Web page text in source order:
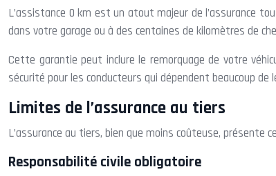
L’assistance 0 km est un atout majeur de l’assurance
dans votre garage ou à des centaines de kilomètres de
Cette garantie peut inclure le remorquage de votre
sécurité pour les conducteurs qui dépendent beaucoup
Limites de l’assurance au tiers
L’assurance au tiers, bien que moins coûteuse,
Responsabilité civile obligatoire